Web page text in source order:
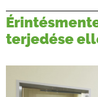
terjedése